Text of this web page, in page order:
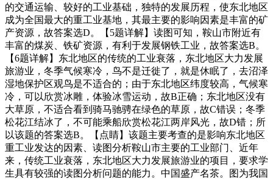
的交通运输、较好的工业基础，独特的发展历程，使东北地区
成为全国最大的重工业基地，其最主要的影响因素是丰富的矿
产资源，故答案选D。【5题详解】读图可知，鞍山市附近有
丰富的煤炭、铁矿资源，有利于发展钢铁工业，故答案选B。
【6题详解】东北地区的传统的工业衰落，东北地区大力发展
旅游业，冬季气候寒冷，鸟不是迁徙了，就是休眠了，去沼泽
湿地保护区观鸟是不适合的；由于东北地区纬度较高，气候寒
冷，可以欣赏冰雕，体验冰雪运动，故B正确；东北地区没有
大草原，不适合看到骑马驰骋在绿色的草原，故C错误；冬季
松花江结冰了，不可能乘船欣赏松花江两岸风光，故D错；所
以该题的答案选B。【点睛】该题主要考查的是影响东北地区
重工业发达的因素、读图分析鞍山市主要的工业部门、近年
来，传统工业衰落，东北地区大力发展旅游业的项目，要求学
生具有较强的读图分析问题的能力。中国盛产名茶。图为我国